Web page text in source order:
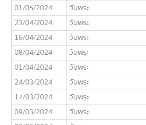
01/05/2024
วันพระ
23/04/2024
วันพระ
16/04/2024
วันพระ
08/04/2024
วันพระ
01/04/2024
วันพระ
24/03/2024
วันพระ
17/03/2024
วันพระ
09/03/2024
วันพระ